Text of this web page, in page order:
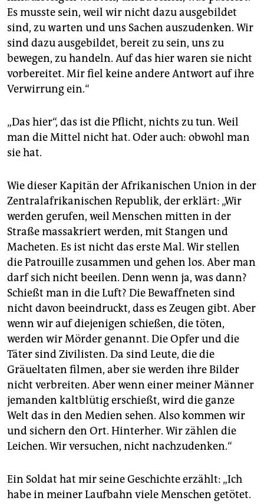
Es musste sein, weil wir nicht dazu ausgebildet
sind, zu warten und uns Sachen auszudenken. Wir
sind dazu ausgebildet, bereit zu sein, uns zu
bewegen, zu handeln. Auf das hier waren sie nicht
vorbereitet. Mir fiel keine andere Antwort auf ihre
Verwirrung ein.“
„Das hier“, das ist die Pflicht, nichts zu tun. Weil
man die Mittel nicht hat. Oder auch: obwohl man
sie hat.
Wie dieser Kapitän der Afrikanischen Union in der
Zentralafrikanischen Republik, der erklärt: „Wir
werden gerufen, weil Menschen mitten in der
Straße massakriert werden, mit Stangen und
Macheten. Es ist nicht das erste Mal. Wir stellen
die Patrouille zusammen und gehen los. Aber man
darf sich nicht beeilen. Denn wenn ja, was dann?
Schießt man in die Luft? Die Bewaffneten sind
nicht davon beeindruckt, dass es Zeugen gibt. Aber
wenn wir auf diejenigen schießen, die töten,
werden wir Mörder genannt. Die Opfer und die
Täter sind Zivilisten. Da sind Leute, die die
Gräueltaten filmen, aber sie werden ihre Bilder
nicht verbreiten. Aber wenn einer meiner Männer
jemanden kaltblütig erschießt, wird die ganze
Welt das in den Medien sehen. Also kommen wir
und sichern den Ort. Hinterher. Wir zählen die
Leichen. Wir versuchen, nicht nachzudenken.“
Ein Soldat hat mir seine Geschichte erzählt: „Ich
habe in meiner Laufbahn viele Menschen getötet.